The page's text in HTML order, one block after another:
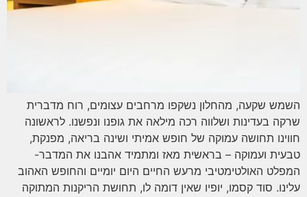
השמש שקעה, מהחלון נשקפו מרחבים עצומים, רוח מדברית
שרקה בעדינות ושלווה רכה מילאה את גופנו ונפשנו. לראשונה
חווינו תחושה עמוקה של חופש אמיתי ושינה בריאה, מפנקת,
טבעית ועמוקה – בראשית מאז ומתמיד אהבנו את המדבר-
המפלט האולטימטיבי מרעש החיים היום יומיים והחופש האהוב
עלינו. סוד קסמו, יופיו שאין דומה לו, תחושת הריקנות המתוקה